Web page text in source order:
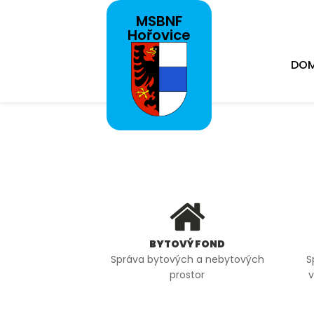
MSBNF
Hořovice
BYTOVÝ FOND
Správa bytových a nebytových
prostor